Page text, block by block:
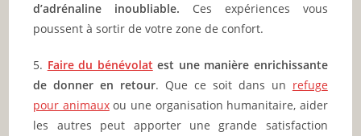
d’adrénaline inoubliable. Ces expériences vous
poussent à sortir de votre zone de confort.
5. Faire du bénévolat est une manière enrichissante
de donner en retour. Que ce soit dans un refuge
pour animauxou une organisation humanitaire, aider
les autres peut apporter une grande satisfaction